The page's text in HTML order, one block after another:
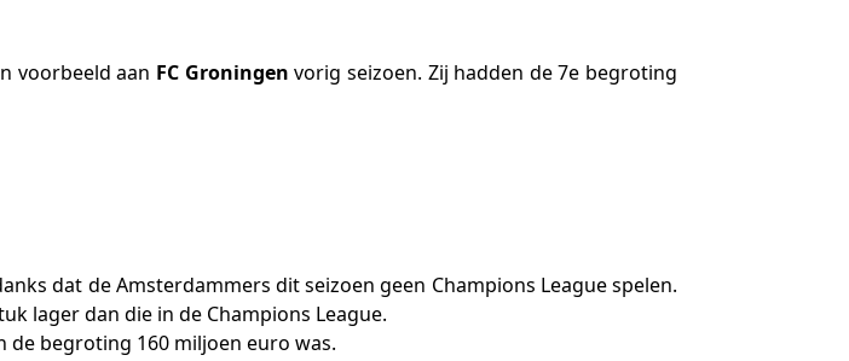
voorbeeld aan FC Groningen vorig seizoen. Zij hadden de 7e begroting
dat de Amsterdammers dit seizoen geen Champions League spelen.
lager dan die in de Champions League.
de begroting 160 miljoen euro was.